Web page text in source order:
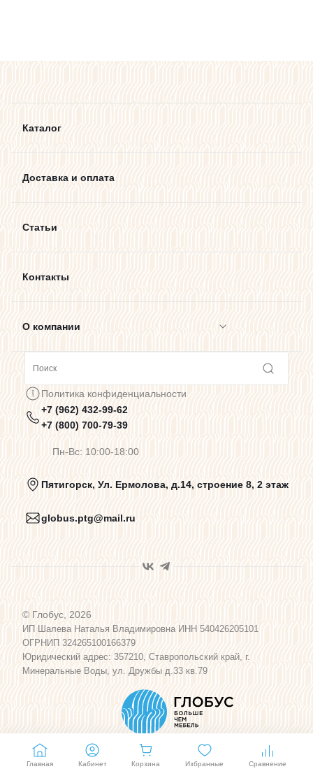
Каталог
Доставка и оплата
Статьи
Контакты
О компании
Предупреждения о цветопередаче
Политика конфиденциальности
Пользовательское соглашение
Программа лояльности
Карта сайта
Политика конфиденциальности
+7 (962) 432-99-62
+7 (800) 700-79-39
Пн-Вс: 10:00-18:00
Пятигорск, Ул. Ермолова, д.14, строение 8, 2 этаж
globus.ptg@mail.ru
© Глобус, 2026
ИП Шалева Наталья Владимировна ИНН 540426205101
ОГРНИП 324265100166379
Юридический адрес: 357210, Ставропольский край, г.
Минеральные Воды, ул. Дружбы д.33 кв.79
Главная Кабинет Корзина Избранные Сравнение